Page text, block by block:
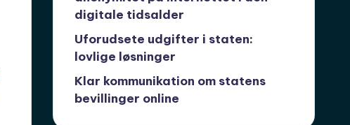
digitale tidsalder
Uforudsete udgifter i staten:
lovlige løsninger
Klar kommunikation om statens
bevillinger online